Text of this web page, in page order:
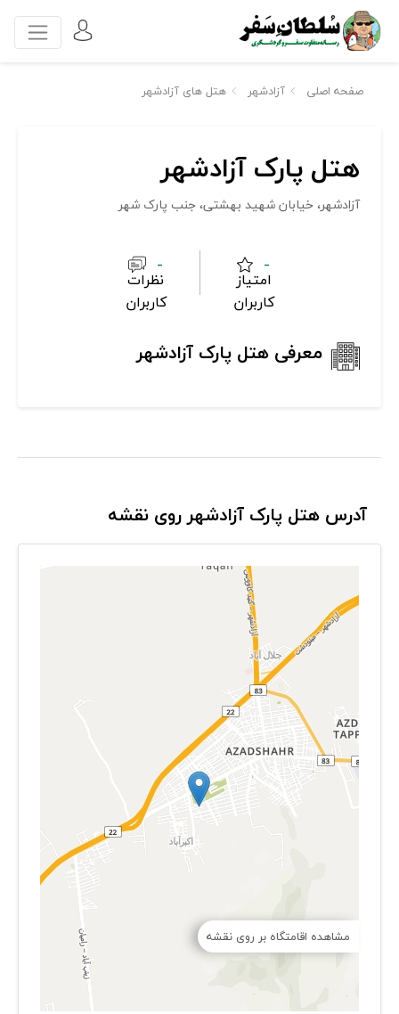
صفحه اصلی آزادشهر هتل های آزادشهر
هتل پارک آزادشهر
آزادشهر، خیابان شهید بهشتی، جنب پارک شهر
-
امتیاز
کاربران
-
نظرات
کاربران
معرفی هتل پارک آزادشهر
آدرس هتل پارک آزادشهر روی نقشه
مشاهده اقامتگاه بر روی نقشه